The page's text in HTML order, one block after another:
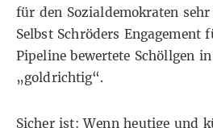
für den Sozialdemokraten
Selbst Schröders Engagement
Pipeline bewertete Schöllgen
„goldrichtig“.
Sicher ist: Wenn heutige und